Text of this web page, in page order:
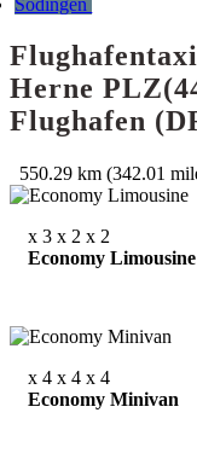
Herne
Flughafen
550.29 km (342.01
x 3 x 2 x 2
Economy Limousine
x 4 x 4 x 4
Economy Minivan